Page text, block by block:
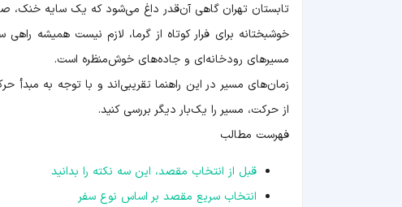
تابستان تهران گاهی آن‌قدر داغ می‌شود که یک سایه خنک،
خوشبختانه برای فرار کوتاه از گرما، لازم نیست همیشه
مسیرهای رودخانه‌ای و جاده‌های خوش‌منظره است.
زمان‌های مسیر در این راهنما تقریبی‌اند و با توجه به مبدأ
از حرکت، مسیر را یک‌بار دیگر بررسی کنید.
فهرست مطالب
قبل از انتخاب مقصد، این سه نکته را بدانید
انتخاب سریع مقصد بر اساس نوع سفر